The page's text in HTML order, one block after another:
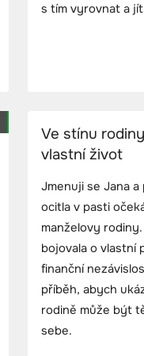
s tím vyrovnat a jít
Ve stínu
vlastní život
Jmenuji se Jana
ocitla v pasti
manželovy
bojovala o vlastní
finanční
příběh, abych
rodině může být
sebe.